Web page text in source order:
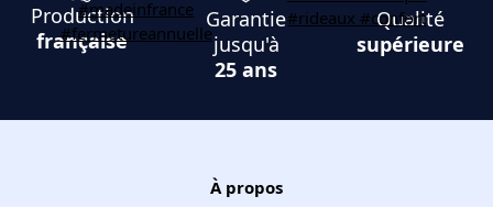
Production
française
Garantie
jusqu'à
25 ans
Qualité
supérieure
À propos